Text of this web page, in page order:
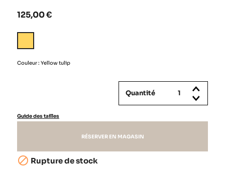
125,00 €
tulip
Couleur : Yellow tulip
Quantité
Guide des tailles
RÉSERVER EN MAGASIN
 Rupture de stock